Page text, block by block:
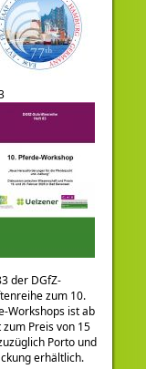
der DGfZ-
zum 10.
Workshops ist ab
Preis von 15
Porto und
erhältlich.